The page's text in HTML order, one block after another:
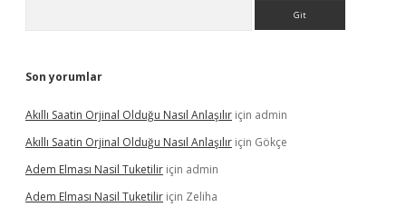
Son yorumlar
Akıllı Saatin Orjinal Olduğu Nasıl Anlaşılır için admin
Akıllı Saatin Orjinal Olduğu Nasıl Anlaşılır için Gökçe
Adem Elması Nasil Tuketilir için admin
Adem Elması Nasil Tuketilir için Zeliha